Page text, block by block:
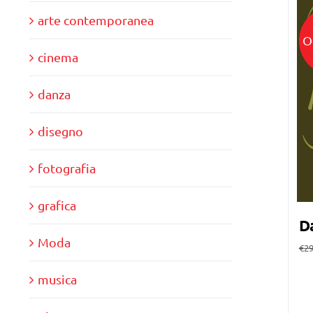
€
arte contemporanea
cinema
danza
disegno
fotografia
grafica
Moda
musica